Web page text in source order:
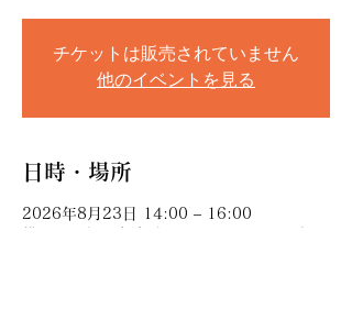
チケットは販売されていません
他のイベントを見る
日時・場所
2026年8月23日 14:00 – 16:00